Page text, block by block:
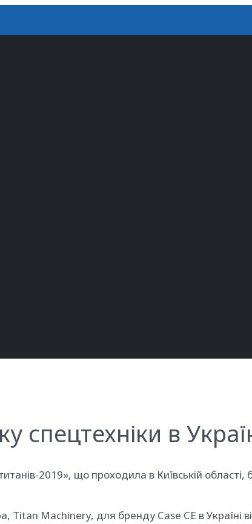
спецтехніки в
2019», що проходила в Київській
Titan Machinery, для бренду Case CE в Україні